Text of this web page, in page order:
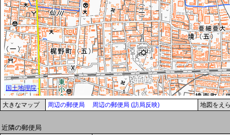
大きなマップ 周辺の郵便局 周辺の郵便局 (訪局反映) 地図をえ
近隣の郵便局